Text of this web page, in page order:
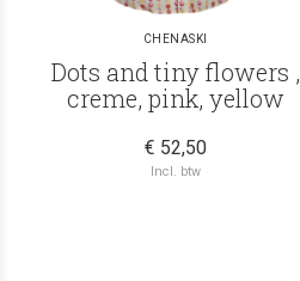
CHENASKI
Dots and tiny flowers ,
creme, pink, yellow
€ 52,50
Incl. btw